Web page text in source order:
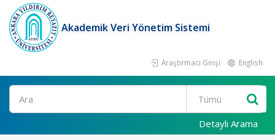
Akademik Veri Yönetim Sistemi
Araştırmacı Girişi English
Ara
Detaylı Arama